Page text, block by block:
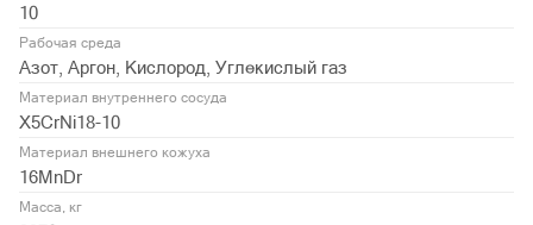
10
Рабочая среда
Азот, Аргон, Кислород, Углекислый газ
Материал внутреннего сосуда
X5CrNi18-10
Материал внешнего кожуха
16MnDr
Масса, кг